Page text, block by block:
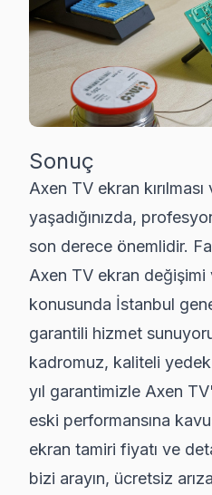
Sonuç
Axen TV ekran kırılması
yaşadığınızda,
son derece önemlidir.
Axen TV ekran değişimi
konusunda İstanbul
garantili hizmet
kadromuz, kaliteli
yıl garantimizle Axen
eski performansına
ekran tamiri fiyatı ve
bizi arayın, ücretsiz